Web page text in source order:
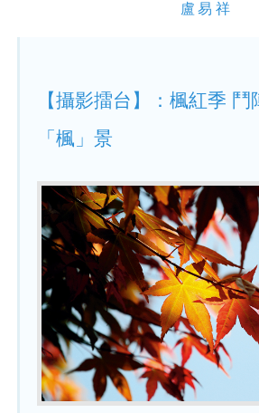
盧易祥
【攝影擂台】：楓紅季 鬥
「楓」景